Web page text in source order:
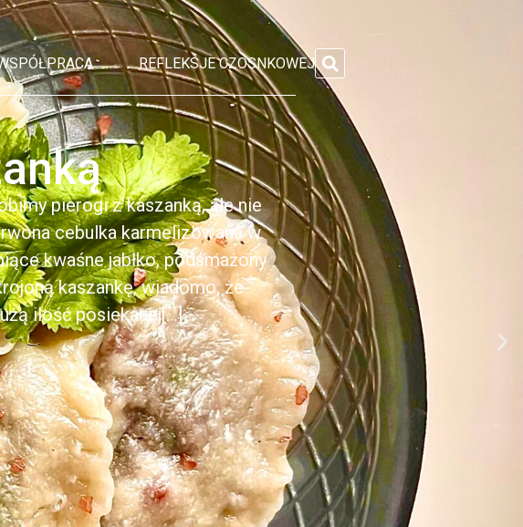
REFLEKSJE CZOSNKOWEJ
pierogi z kaszanką, ale nie
cebulka karmelizowana w
kwaśne jabłko, podsmażony
kaszankę, wiadomo, że
ilość posiekanej[...]